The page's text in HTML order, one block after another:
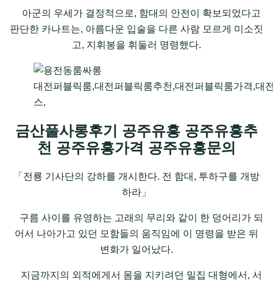
아군의 우세가 결정적으로, 함대의 안전이 확보되었다고
판단한 카나트는, 아름다운 입술을 다른 사람 모르게 미소짓
고, 지휘봉을 휘둘러 명령했다.
대전퍼블릭룸,대전퍼블릭룸추천,대전퍼블릭룸가격,대
스,
금산풀사롱후기 공주유흥 공주유흥추
천 공주유흥가격 공주유흥문의
「전룡 기사단의 강하를 개시한다. 전 함대, 투하구를 개방
하라」
구름 사이를 유영하는 고래의 무리와 같이 한 덩어리가 되
어서 나아가고 있던 모함들의 움직임에 이 명령을 받은 뒤
변화가 일어났다.
지금까지의 외적에게서 몸을 지키려던 밀집 대형에서, 서